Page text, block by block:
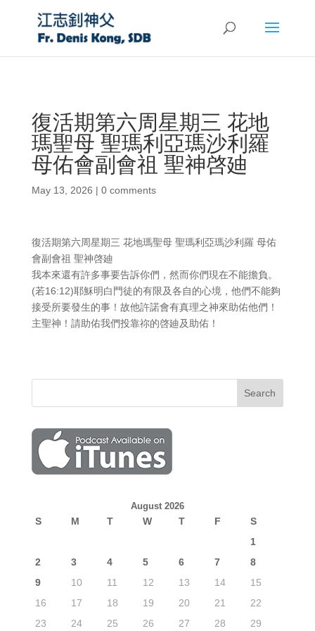
復活期第六周星期三 花地
瑪聖母 聖瑪利亞瑪沙利羅
母佑會副會祖 聖神啓廸
May 13, 2026 | 0 comments
復活期第六周星期三 花地瑪聖母 聖瑪利亞瑪沙利羅 母佑
會副會祖 聖神啓廸
我本來還有許多事要告訴你們，然而你們現在不能擔負。
(若16:12)耶穌明白門徒的有限及各自的心境，他們不能夠
接受所要發生的事！故他許諾會有真理之神來助佑他們！
主聖神！請助佑我們投靠祢的啓廸及助佑！
August 2026
S M T W T F
S
1
2
3 4 5 6 7
8
9
10 11 12 13 14
15
16
17 18 19 20 21
22
23
24 25 26 27 28 29